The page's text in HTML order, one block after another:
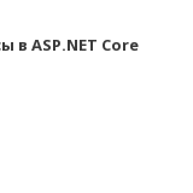
в ASP.NET Core